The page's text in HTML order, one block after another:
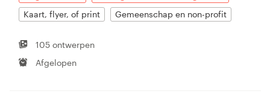
Kaart, flyer, of print
Gemeenschap en non-profit
105 ontwerpen
Afgelopen